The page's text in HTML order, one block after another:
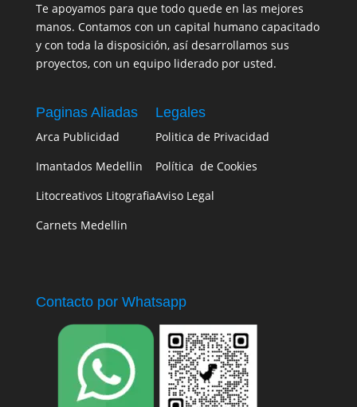
Te apoyamos para que todo quede en las mejores
manos. Contamos con un capital humano capacitado
y con toda la disposición, así desarrollamos sus
proyectos, con un equipo liderado por usted.
Paginas Aliadas
Arca Publicidad
Imantados Medellin
Litocreativos Litografia
Carnets Medellin
Legales
Politica de Privacidad
Política de Cookies
Aviso Legal
Contacto por Whatsapp